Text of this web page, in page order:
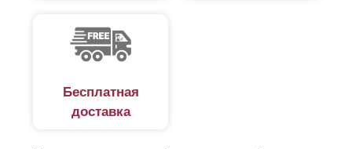
Бесплатная
доставка